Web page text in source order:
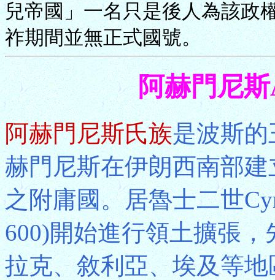
兒帝國」一名只是後人為該政
祚期間並無正式國號。
阿赫門尼斯
阿赫門尼斯氏族是波斯的
赫門尼斯在伊朗西南部
之附庸國。居魯士二世
600)開始進行領土擴張
拉克、敘利亞、埃及等